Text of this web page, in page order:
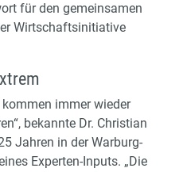
für den gemeinsamen
Wirtschaftsinitiative
immer wieder
bekannte Dr. Christian
Jahren in der Warburg-
Experten-Inputs. „Die